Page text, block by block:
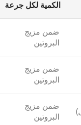
الكمية لكل جرعة
ضمن مزيج
البروتين
ضمن مزيج
البروتين
ضمن مزيج
البروتين